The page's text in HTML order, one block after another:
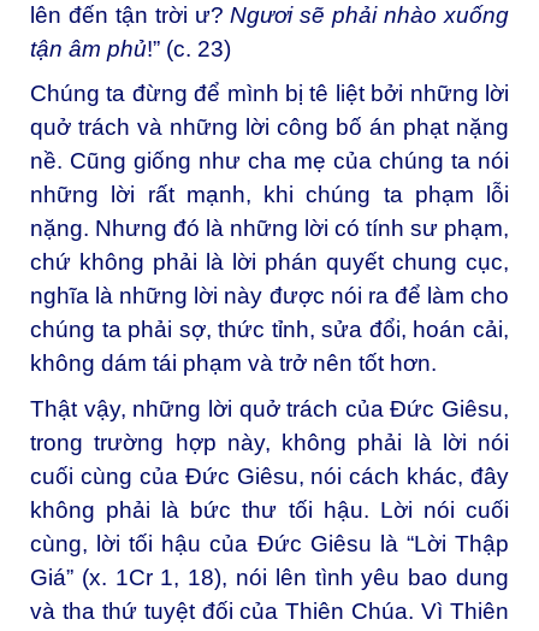
lên đến tận trời ư?Ngươi sẽ phải nhào xuống
tận âm phủ!” (c. 23)
Chúng ta đừng để mình bị tê liệt bởi những lời
quở trách và những lời công bố án phạt nặng
nề. Cũng giống như cha mẹ của chúng ta nói
những lời rất mạnh, khi chúng ta phạm lỗi
nặng. Nhưng đó là những lời có tính sư phạm,
chứ không phải là lời phán quyết chung cục,
nghĩa là những lời này được nói ra để làm cho
chúng ta phải sợ, thức tỉnh, sửa đổi, hoán cải,
không dám tái phạm và trở nên tốt hơn.
Thật vậy, những lời quở trách của Đức Giêsu,
trong trường hợp này, không phải là lời nói
cuối cùng của Đức Giêsu, nói cách khác, đây
không phải là bức thư tối hậu. Lời nói cuối
cùng, lời tối hậu của Đức Giêsu là “Lời Thập
Giá” (x. 1Cr 1, 18), nói lên tình yêu bao dung
và tha thứ tuyệt đối của Thiên Chúa. Vì Thiên